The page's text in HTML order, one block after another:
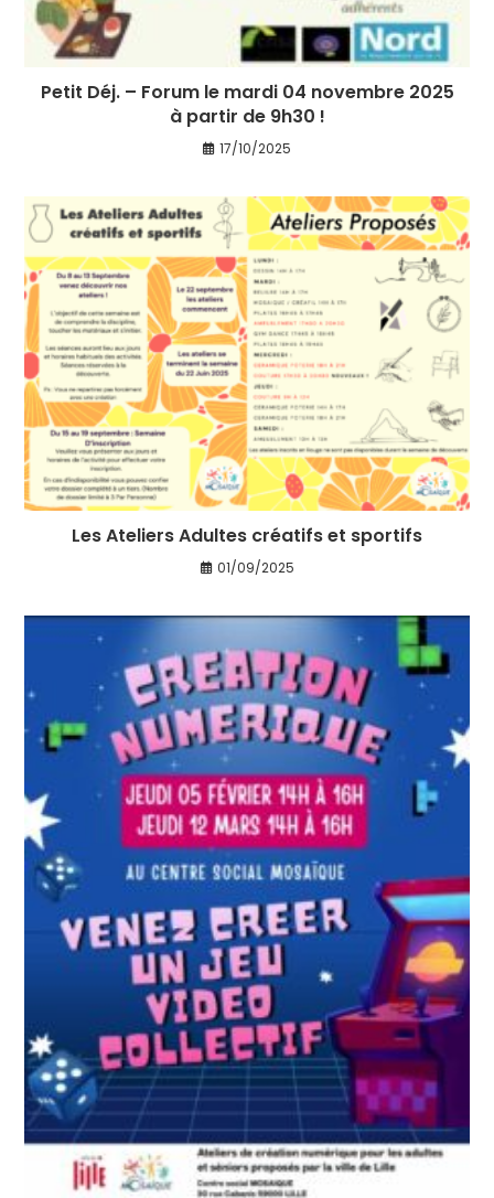
Petit Déj. – Forum le mardi 04 novembre 2025
à partir de 9h30 !
17/10/2025
Les Ateliers Adultes créatifs et sportifs
01/09/2025